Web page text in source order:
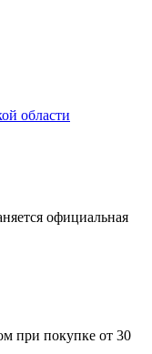
области
официальная
при покупке от 30